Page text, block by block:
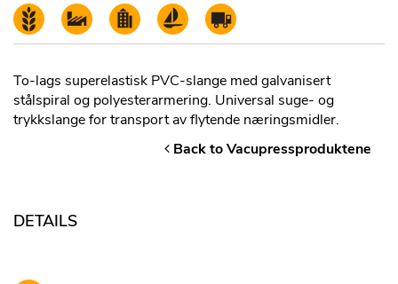
To-lags superelastisk PVC-slange med galvanisert
stålspiral og polyesterarmering. Universal suge- og
trykkslange for transport av flytende næringsmidler.
Back to Vacupressproduktene
DETAILS